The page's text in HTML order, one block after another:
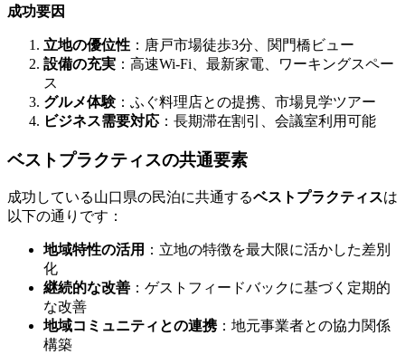
成功要因
立地の優位性 ：唐戸市場徒歩3分、関門橋ビュー
設備の充実 ：高速Wi-Fi、最新家電、ワーキングスペー
ス
グルメ体験：ふぐ料理店との提携、市場見学ツアー
ビジネス需要対応 ：長期滞在割引、会議室利用可能
ベストプラクティスの共通要素
成功している山口県の民泊に共通するベストプラクティスは
以下の通りです：
地域特性の活用 ：立地の特徴を最大限に活かした差別
化
継続的な改善 ：ゲストフィードバックに基づく定期的
な改善
地域コミュニティとの連携：地元事業者との協力関係
構築